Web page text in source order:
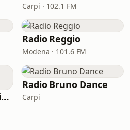
Carpi · 102.1 FM
Radio Reggio
Modena · 101.6 FM
Radio Margherita Giovane
Radio Bruno Dance
Carpi